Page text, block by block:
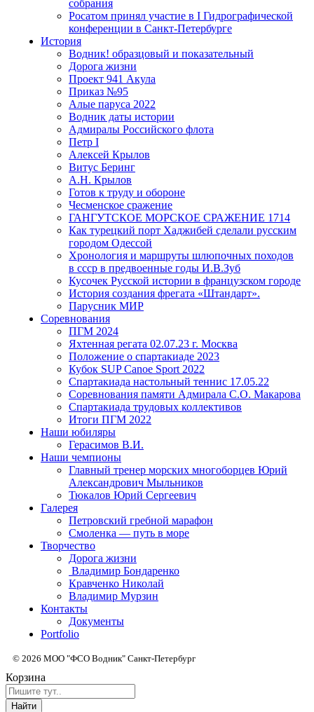
собрания
Росатом принял участие в I Гидрографической
конференции в Санкт-Петербурге
История
Водник! образцовый и показательный
Дорога жизни
Проект 941 Акула
Приказ №95
Алые паруса 2022
Водник даты истории
Адмиралы Российского флота
Петр I
Алексей Крылов
Витус Беринг
А.Н. Крылов
Готов к труду и обороне
Чесменское сражение
ГАНГУТСКОЕ МОРСКОЕ СРАЖЕНИЕ 1714
Как турецкий порт Хаджибей сделали русским
городом Одессой
Хронология и маршруты шлюпочных походов
в ссср в предвоенные годы И.В.Зуб
Кусочек Русской истории в французском городе
История создания фрегата «Штандарт».
Парусник МИР
Соревнования
ПГМ 2024
Яхтенная регата 02.07.23 г. Москва
Положение о спартакиаде 2023
Кубок SUP Canoe Sport 2022
Спартакиада настольный теннис 17.05.22
Соревнования памяти Адмирала С.О. Макарова
Спартакиада трудовых коллективов
Итоги ПГМ 2022
Наши юбиляры
Герасимов В.И.
Наши чемпионы
Главный тренер морских многоборцев Юрий
Александрович Мыльников
Тюкалов Юрий Сергеевич
Галерея
Петровский гребной марафон
Смоленка — путь в море
Творчество
Дорога жизни
Владимир Бондаренко
Кравченко Николай
Владимир Мурзин
Контакты
Документы
Portfolio
© 2026 МОО "ФСО Водник" Санкт-Петербург
Корзина